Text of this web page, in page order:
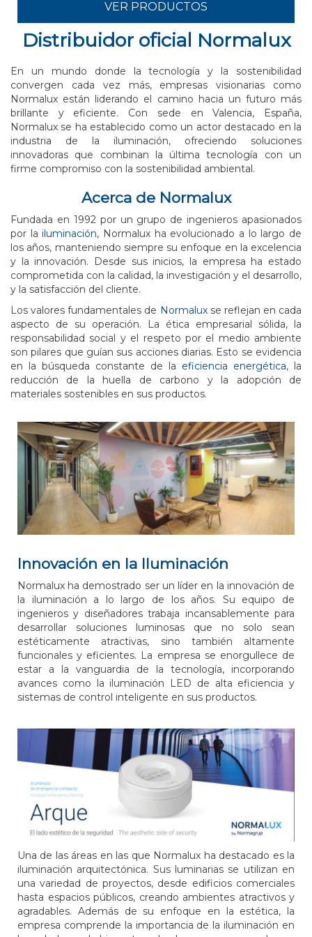
VER PRODUCTOS
Distribuidor oficial Normalux
En un mundo donde la tecnología y la sostenibilidad
convergen cada vez más, empresas visionarias como
Normalux están liderando el camino hacia un futuro más
brillante y eficiente. Con sede en Valencia, España,
Normalux se ha establecido como un actor destacado en la
industria de la iluminación, ofreciendo soluciones
innovadoras que combinan la última tecnología con un
firme compromiso con la sostenibilidad ambiental.
Acerca de Normalux
Fundada en 1992 por un grupo de ingenieros apasionados
por lailuminación, Normalux ha evolucionado a lo largo de
los años, manteniendo siempre su enfoque en la excelencia
y la innovación. Desde sus inicios, la empresa ha estado
comprometida con la calidad, la investigación y el desarrollo,
y la satisfacción del cliente.
Los valores fundamentales de Normaluxse reflejan en cada
aspecto de su operación. La ética empresarial sólida, la
responsabilidad social y el respeto por el medio ambiente
son pilares que guían sus acciones diarias. Esto se evidencia
en la búsqueda constante de la eficiencia energética, la
reducción de la huella de carbono y la adopción de
materiales sostenibles en sus productos.
Innovación en la Iluminación
Normalux ha demostrado ser un líder en la innovación de
la iluminación a lo largo de los años. Su equipo de
ingenieros y diseñadores trabaja incansablemente para
desarrollar soluciones luminosas que no solo sean
estéticamente atractivas, sino también altamente
funcionales y eficientes. La empresa se enorgullece de
estar a la vanguardia de la tecnología, incorporando
avances como la iluminación LED de alta eficiencia y
sistemas de control inteligente en sus productos.
Una de las áreas en las que Normalux ha destacado es la
iluminación arquitectónica. Sus luminarias se utilizan en
una variedad de proyectos, desde edificios comerciales
hasta espacios públicos, creando ambientes atractivos y
agradables. Además de su enfoque en la estética, la
empresa comprende la importancia de la iluminación en